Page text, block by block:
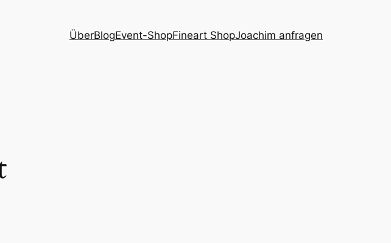
ÜberBlogEvent-ShopFineart ShopJoachim anfragen